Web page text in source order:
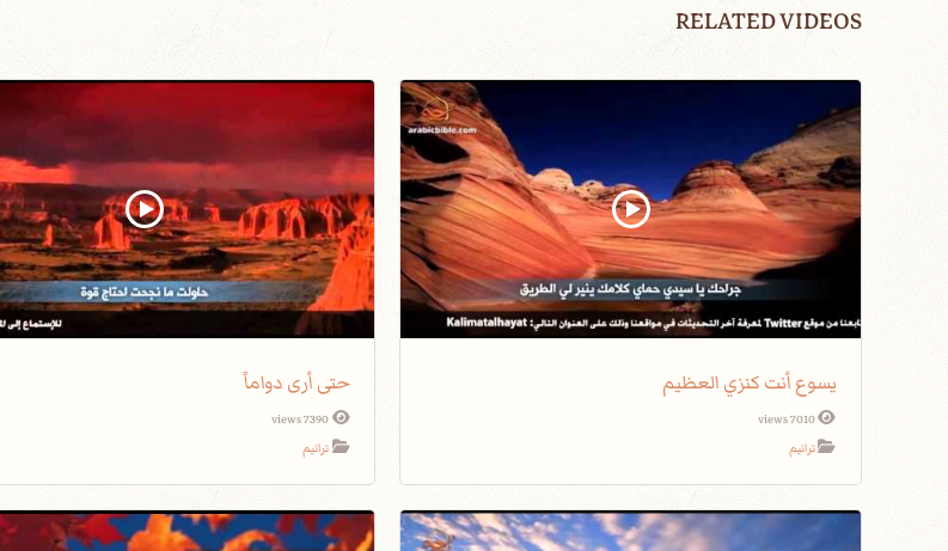
RELATED VIDEOS
يسوع أنت كنزي العظيم
7010 views
ترانيم
حتى أرى دواماً
ترانيم